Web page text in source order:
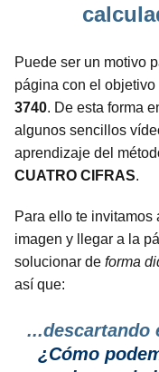
Puede ser un motivo
página con el
3740. De esta forma
algunos sencillos
aprendizaje del
CUATRO CIFRAS.
Para ello te
imagen y llegar a la
solucionar de forma
así que:
...descartando
¿Cómo